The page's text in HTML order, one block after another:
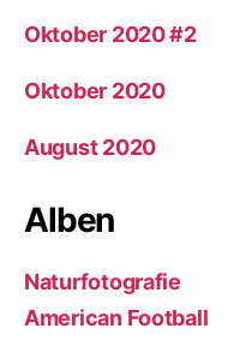
Oktober 2020 #2
Oktober 2020
August 2020
Alben
Naturfotografie
American Football